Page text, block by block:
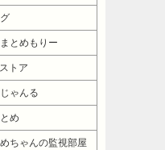
とめもりー
トア
ゃんる
め
ちゃんの監視部屋